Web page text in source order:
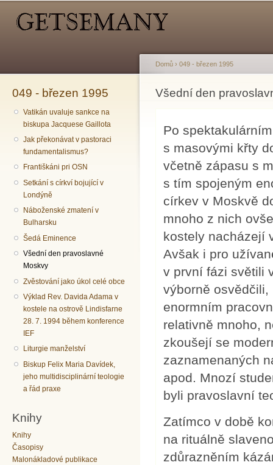
049 - březen 1995
Vatikán uvaluje sankce na
biskupa Jacquese Gaillota
Jak překonávat v pastoraci
fundamentalismus?
Františkáni pri OSN
Setkání s církví bojující v
Londýně
Náboženské zmatení v
Bulharsku
Šedá Eminence
Všední den pravoslavné
Moskvy
Zvěstování jako úkol celé obce
Výklad Rev. Davida Adama v
kostele na ostrově Lindisfarne
28. 7. 1994 během konference
IEF
Liturgie manželství
Biskup Felix Maria Davídek,
jeho multidisciplinární teologie
a řád praxe
Knihy
Knihy
Časopisy
Malonákladové publikace
Jste zde
Domů › 049 - březen 1995
Všední den
Po
s masovými křty
včetně zápasu s
s tím spojeným
církev v Moskvě
mnoho z nich
kostely nacházejí
Avšak i pro
v první fázi světili
výborně
enormním
relativně mnoho,
zkoušejí se
zaznamenaných
apod. Mnozí
byli pravoslavní
Zatímco v době
na rituálně
zdůrazněním